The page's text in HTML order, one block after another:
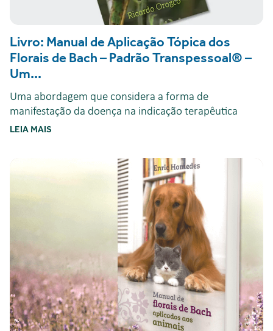
Livro: Manual de Aplicação Tópica dos
Florais de Bach – Padrão Transpessoal® –
Um...
Uma abordagem que considera a forma de
manifestação da doença na indicação terapêutica
LEIA MAIS